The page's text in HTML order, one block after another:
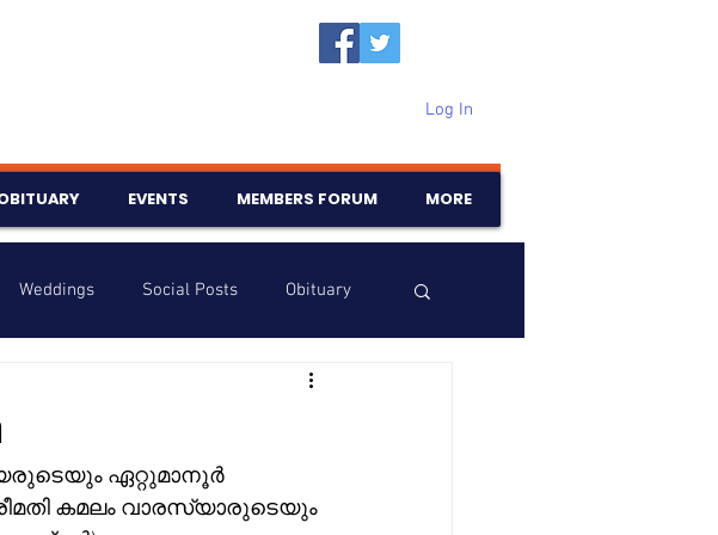
Log In
EVENTS MEMBERS FORUM MORE
Weddings Social Posts Obituary
Birthdays
ഏറ്റുമാനൂർ
കമലം വാരസ്യാരുടെയും